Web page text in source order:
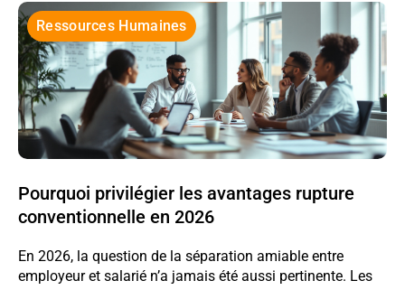
Ressources Humaines
Pourquoi privilégier les avantages rupture
conventionnelle en 2026
En 2026, la question de la séparation amiable entre
employeur et salarié n’a jamais été aussi pertinente. Les